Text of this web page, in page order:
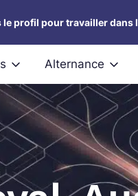
profil pour travailler dans
Alternance